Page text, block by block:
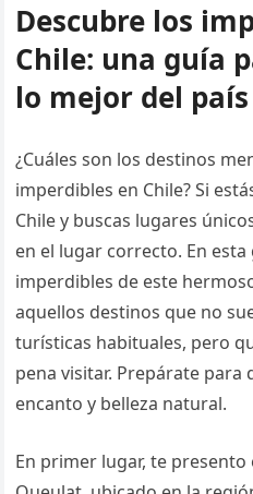
Descubre los
Chile: una guía
lo mejor del país
¿Cuáles son los destinos
imperdibles en Chile? Si
Chile y buscas lugares
en el lugar correcto. En
imperdibles de este
aquellos destinos que no
turísticas habituales, pero
pena visitar. Prepárate
encanto y belleza natural.
En primer lugar, te presento